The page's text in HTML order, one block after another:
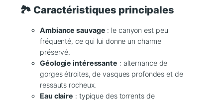
🏞️ Caractéristiques principales
Ambiance sauvage : le canyon est peu
fréquenté, ce qui lui donne un charme
préservé.
Géologie intéressante : alternance de
gorges étroites, de vasques profondes et de
ressauts rocheux.
Eau claire : typique des torrents de